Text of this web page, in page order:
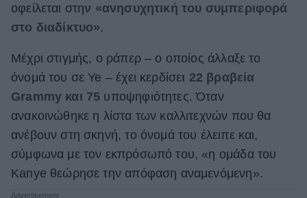
Χωρίς Ταμπέλες
Women's Forum
Hautes Grecians
Γάμος
οφείλεται στην «ανησυχητική του συμπεριφορά
στο διαδίκτυο».
Μέχρι στιγμής, ο ράπερ – ο οποίος άλλαξε το
όνομά του σε Ye – έχει κερδίσει 22 βραβεία
Grammy και 75 υποψηφιότητες. Όταν
ανακοινώθηκε η λίστα των καλλιτεχνών που θα
ανέβουν στη σκηνή, το όνομά του έλειπε και,
σύμφωνα με τον εκπρόσωπό του, «η ομάδα του
Kanye θεώρησε την απόφαση αναμενόμενη».